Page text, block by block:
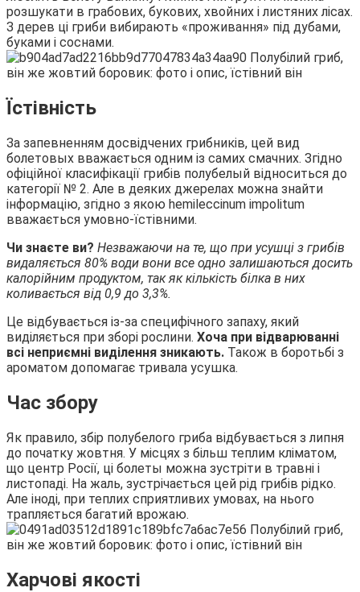
розшукати в грабових, букових, хвойних і листяних лісах.
З дерев ці гриби вибирають «проживання» під дубами,
буками і соснами.
Їстівність
За запевненням досвідчених грибників, цей вид
болетовых вважається одним із самих смачних. Згідно
офіційної класифікації грибів полубелый відноситься до
категорії № 2. Але в деяких джерелах можна знайти
інформацію, згідно з якою hemileccinum impolitum
вважається умовно-їстівними.
Чи знаєте ви? Незважаючи на те, що при усушці з грибів
видаляється 80% води вони все одно залишаються досить
калорійним продуктом, так як кількість білка в них
коливається від 0,9 до 3,3%.
Це відбувається із-за специфічного запаху, який
виділяється при зборі рослини. Хоча при відварюванні
всі неприємні виділення зникають. Також в боротьбі з
ароматом допомагає тривала усушка.
Час збору
Як правило, збір полубелого гриба відбувається з липня
до початку жовтня. У місцях з більш теплим кліматом,
що центр Росії, ці болеты можна зустріти в травні і
листопаді. На жаль, зустрічається цей рід грибів рідко.
Але іноді, при теплих сприятливих умовах, на нього
трапляється багатий врожаю.
Харчові якості